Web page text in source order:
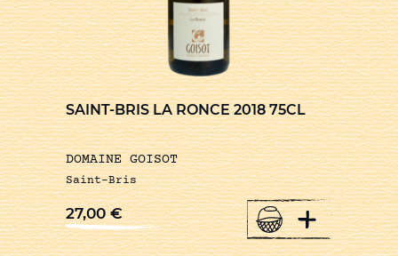
SAINT-BRIS LA RONCE 2018 75CL
DOMAINE GOISOT
Saint-Bris
27,00€ +